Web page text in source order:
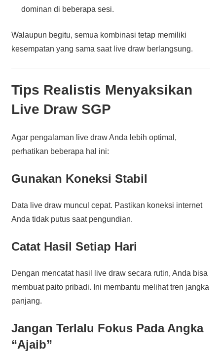
dominan di beberapa sesi.
Walaupun begitu, semua kombinasi tetap memiliki
kesempatan yang sama saat live draw berlangsung.
Tips Realistis Menyaksikan
Live Draw SGP
Agar pengalaman live draw Anda lebih optimal,
perhatikan beberapa hal ini:
Gunakan Koneksi Stabil
Data live draw muncul cepat. Pastikan koneksi internet
Anda tidak putus saat pengundian.
Catat Hasil Setiap Hari
Dengan mencatat hasil live draw secara rutin, Anda bisa
membuat paito pribadi. Ini membantu melihat tren jangka
panjang.
Jangan Terlalu Fokus Pada Angka
“Ajaib”